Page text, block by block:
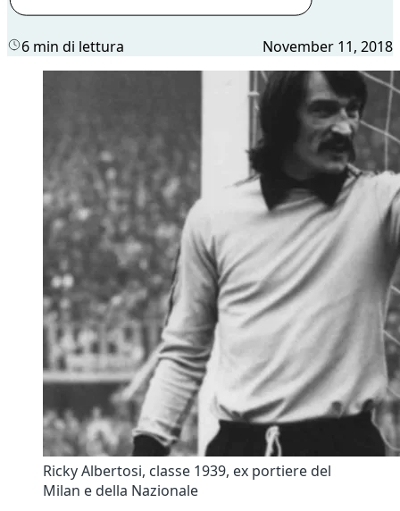
6 min di lettura November 11, 2018
Ricky Albertosi, classe 1939, ex portiere del
Milan e della Nazionale